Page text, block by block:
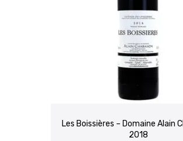
Les Boissières – Domaine Alain
2018